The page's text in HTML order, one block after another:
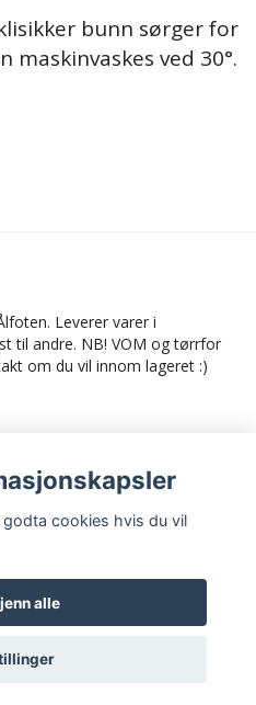
bunn sørger for
maskinvaskes ved 30°.
Leverer varer i
til andre. NB! VOM og tørrfor
om du vil innom lageret :)
Quickbutik
cookies hvis du vil
alle